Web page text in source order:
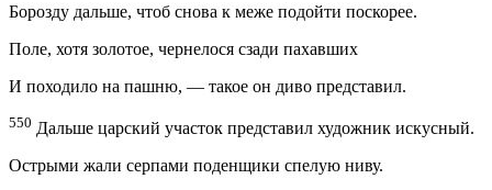
Борозду дальше, чтоб снова к меже подойти поскорее.
Поле, хотя золотое, чернелося сзади пахавших
И походило на пашню, — такое он диво представил.
550 Дальше царский участок представил художник искусный.
Острыми жали серпами поденщики спелую ниву.